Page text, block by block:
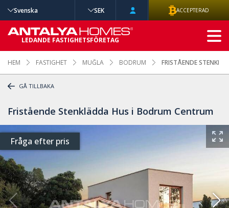
HEM FASTIGHET MUĞLA BODRUM FRISTÅENDE
GÅ TILLBAKA
Fristående Stenklädda Hus i Bodrum Centrum
Fråga efter pris
Svenska SEK ACCEPTERAD
LEDANDE FASTIGHETSFÖRETAG
AVANCERAD
SÖKNING